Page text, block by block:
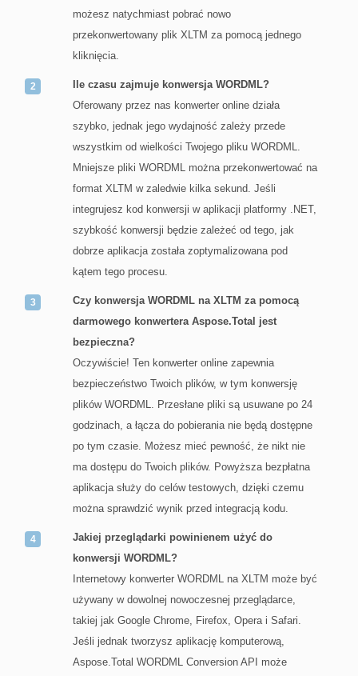
możesz natychmiast pobrać nowo
przekonwertowany plik XLTM za pomocą jednego
kliknięcia.
Ile czasu zajmuje konwersja WORDML?
Oferowany przez nas konwerter online działa
szybko, jednak jego wydajność zależy przede
wszystkim od wielkości Twojego pliku WORDML.
Mniejsze pliki WORDML można przekonwertować na
format XLTM w zaledwie kilka sekund. Jeśli
integrujesz kod konwersji w aplikacji platformy .NET,
szybkość konwersji będzie zależeć od tego, jak
dobrze aplikacja została zoptymalizowana pod
kątem tego procesu.
Czy konwersja WORDML na XLTM za pomocą
darmowego konwertera Aspose.Total jest
bezpieczna?
Oczywiście! Ten konwerter online zapewnia
bezpieczeństwo Twoich plików, w tym konwersję
plików WORDML. Przesłane pliki są usuwane po 24
godzinach, a łącza do pobierania nie będą dostępne
po tym czasie. Możesz mieć pewność, że nikt nie
ma dostępu do Twoich plików. Powyższa bezpłatna
aplikacja służy do celów testowych, dzięki czemu
można sprawdzić wynik przed integracją kodu.
Jakiej przeglądarki powinienem użyć do
konwersji WORDML?
Internetowy konwerter WORDML na XLTM może być
używany w dowolnej nowoczesnej przeglądarce,
takiej jak Google Chrome, Firefox, Opera i Safari.
Jeśli jednak tworzysz aplikację komputerową,
Aspose.Total WORDML Conversion API może